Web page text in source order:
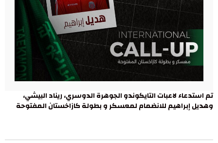
تم استدعاء لاعبات التايكوندو الجوهرة الدوسري، ريناد البيشي،
وهديل إبراهيم للانضمام لمعسكر و بطولة كازاخستان المفتوحة